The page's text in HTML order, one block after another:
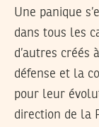
Une panique
dans tous les
d’autres créés
défense et la
pour leur
direction de la